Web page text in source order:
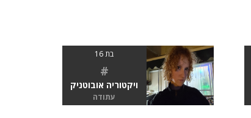
בת 16
#
ויקטוריה אובוטניק
עתודה